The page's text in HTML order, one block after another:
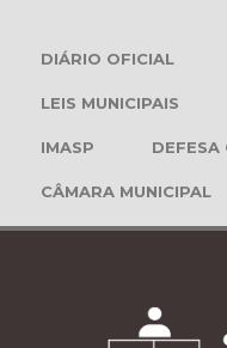
DIÁRIO OFICIAL
LEIS MUNICIPAIS
IMASP DEFESA
CÂMARA MUNICIPAL